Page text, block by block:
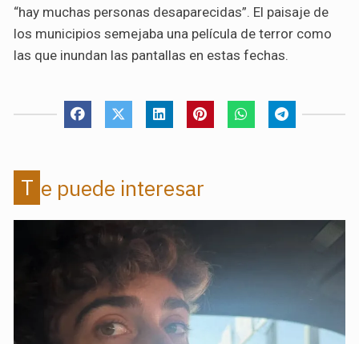
“hay muchas personas desaparecidas”. El paisaje de
los municipios semejaba una película de terror como
las que inundan las pantallas en estas fechas.
Te puede interesar